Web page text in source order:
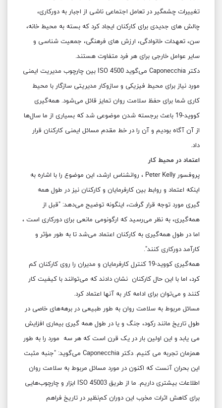
تغییرات چشمگیر در تعامل اجتماعی ناشی از اجبار به دورکاری،
چالش های جدیدی برای کارکنان ایجاد کرد که بسته به محیط خانه،
سن، تعهدات خانوادگی، ارزش های فرهنگی، جمعیت شناسی و
سایر عوامل خارجی برای هر فرد متفاوت هستند.
دکتر Caponecchia می‌گوید ISO 4500 بین چارچوب مدیریت ایمنی
مورد نیاز برای محیط فیزیکی و سازوکار مدیریتی سازگار با محیط
کاری شما برای حفظ سلامت روان تمایز قائل می‌شود. همه‌گیری
کووید-19 باعث برجسته شدن موضوعی شد که بسیاری از ما سال‌ها
از آن آگاه بودیم و آن را در خط مقدم مسائل ایمنی کارکنان قرار
داد.
اعتماد در محیط کار
پروفسور Peter Kelly ، روانشناس ارشد، این موضوع را با اشاره به
اینکه اعتماد و روابط بین کارفرمایان و کارکنان نیز در طول همه
گیری مورد توجه قرار گرفت، اینگونه توضیح می‌دهد: "قبل از
همه‌گیری، به نظر می‌رسید که ارگونومی مانعی برای دورکاری است ،
اما در طول همه‌گیری به کارکنان اعتماد می‌شد تا به طور مؤثر و
کارآمد دورکاری کنند".
همه‌گیری کووید-19 کنترل کارفرمایان و مدیران را روی کارکنان کم
کرد، اما با این حال کارکنان نشان دادند که می‌توانند با کیفیت کار
کنند و می‌توان برای ادامه کار به آنها اعتماد کرد.
مسائل مربوط به سلامت روان به طور طبیعی در برهه‌های خاصی در
طول تاریخ مانند رکود، جنگ و یا در طول همه گیری‌ بیماری افزایش
می یابد و این اولین بار در یک قرن است که هر سه مورد را به طور
همزمان تجربه می کنیم. دکتر Caponecchia می‌گوید: "جنبه مثبت
این بحران آنست که اکنون در مورد مسائل مربوط به سلامت روان
اطلاعات بیشتری داریم. ما از طریق ISO 45003 ابزار و چارچوب‌هایی
برای کاهش اثرات مخرب این دوران کم‌نظیر در تاریخ فراهم